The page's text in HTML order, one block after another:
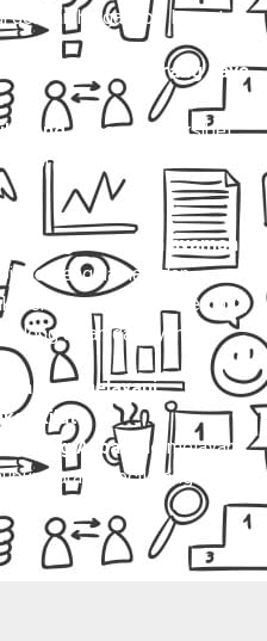
dengan harga lebih hemat.
Cibinong Ajibarang saya
Ajibarang
fleksibel
dilakukan minimal 12–
aman dan nyaman?
berpengalaman, dan
serta layanan antar-jemput,
aman dan nyaman.
melayani
kilat?
Ajibarang melayani
barang kecil dengan